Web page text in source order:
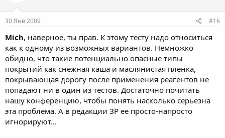
льда шипом, растет. Кроме того, холодный лед более
шершавый, а липучкам это на руку.
Потепление до –5оС дает противоположный эффект:
отыгрывать тормозной путь начинают шипы. Причем с
огромным, чуть ли не в 90%, преимуществом! Вода,
появляющаяся между льдом и шиной, работает как смазка, и
липучки скользят. В то же время размягченный лед позволяет
запустить когти поглубже, а значит, шиповки тормозят более
эффективно.
Чем ближе к нулю, тем больше воды в пятне контакта. Она
мешает уже и шиповкам – шипы плохо держатся в
размягченном льду, рвут его и теряют эффективность. Но не
30 Янв 2009 #16
Mich, наверное, ты прав. К этому тесту надо относиться
как к одному из возможных вариантов. Немножко
обидно, что такие потенциально опасные типы
покрытий как снежная каша и маслянистая пленка,
покрывающая дорогу после применения реагентов не
попадают ни в один из тестов. Достаточно почитать
нашу конференцию, чтобы понять насколько серьезна
эта проблема. А в редакции ЗР ее просто-напросто
игнорируют...